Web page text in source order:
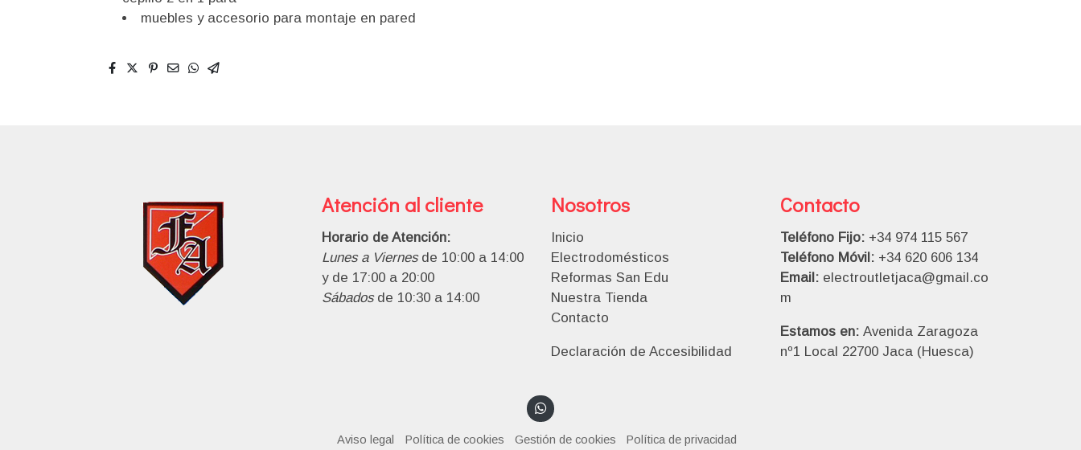
muebles y accesorio para montaje en pared
Atención al cliente
Horario de Atención:
Lunes a Viernesde 10:00 a 14:00
y de 17:00 a 20:00
Sábadosde 10:30 a 14:00
Nosotros
Inicio
Electrodomésticos
Reformas San Edu
Nuestra Tienda
Contacto
Declaración de Accesibilidad
Contacto
Teléfono Fijo: +34 974 115 567
Teléfono Móvil:+34 620 606 134
Email: electroutletjaca@gmail.co
m
Estamos en: Avenida Zaragoza
nº1 Local 22700 Jaca (Huesca)
Aviso legal Política de cookies Gestión de cookies Política de privacidad